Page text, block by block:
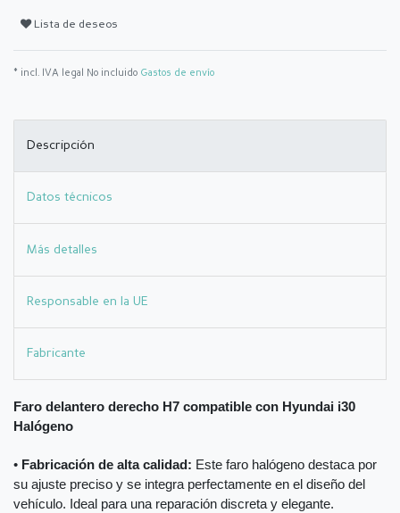
Lista de deseos
* incl. IVA legal No incluido Gastos de envío
Descripción
Datos técnicos
Más detalles
Responsable en la UE
Fabricante
Faro delantero derecho H7 compatible con Hyundai i30
Halógeno
• Fabricación de alta calidad: Este faro halógeno destaca por
su ajuste preciso y se integra perfectamente en el diseño del
vehículo. Ideal para una reparación discreta y elegante.